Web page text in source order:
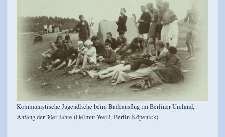
Kommunistische Jugendliche beim Badeausflug im Berliner Umland,
Anfang der 30er Jahre (Helmut Weiß, Berlin-Köpenick)